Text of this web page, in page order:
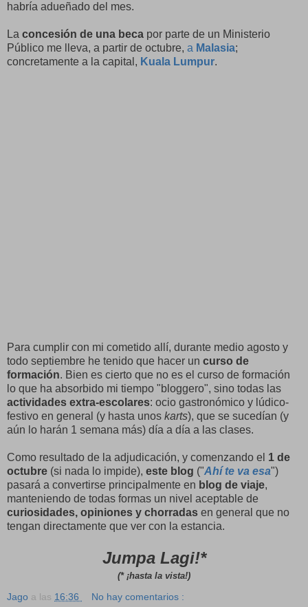
habría adueñado del mes.
La concesión de una beca por parte de un Ministerio
Público me lleva, a partir de octubre, a Malasia;
concretamente a la capital, Kuala Lumpur.
Para cumplir con mi cometido allí, durante medio agosto y
todo septiembre he tenido que hacer un curso de
formación. Bien es cierto que no es el curso de formación
lo que ha absorbido mi tiempo "bloggero", sino todas las
actividades extra-escolares: ocio gastronómico y lúdico-
festivo en general (y hasta unos karts), que se sucedían (y
aún lo harán 1 semana más) día a día a las clases.
Como resultado de la adjudicación, y comenzando el 1 de
octubre (si nada lo impide), este blog ("Ahí te va esa")
pasará a convertirse principalmente en blog de viaje,
manteniendo de todas formas un nivel aceptable de
curiosidades, opiniones y chorradas en general que no
tengan directamente que ver con la estancia.
Jumpa Lagi!*
(* ¡hasta la vista!)
Jago a las 16:36 No hay comentarios :